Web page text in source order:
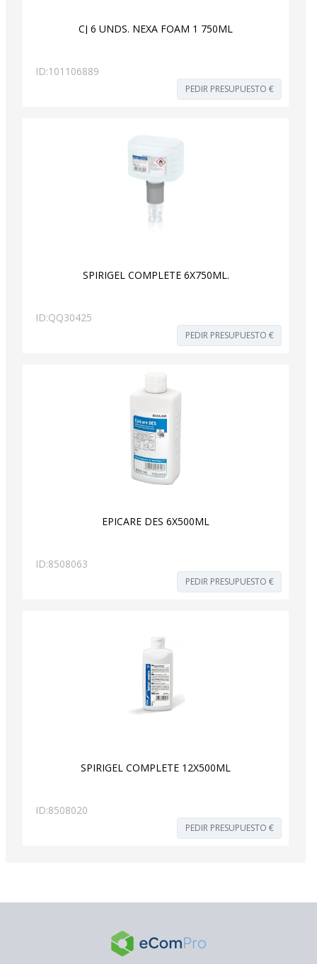
CJ 6 UNDS. NEXA FOAM 1 750ML
ID:101106889
PEDIR PRESUPUESTO €
SPIRIGEL COMPLETE 6X750ML.
ID:QQ30425
PEDIR PRESUPUESTO €
EPICARE DES 6X500ML
ID:8508063
PEDIR PRESUPUESTO €
SPIRIGEL COMPLETE 12X500ML
ID:8508020
PEDIR PRESUPUESTO €